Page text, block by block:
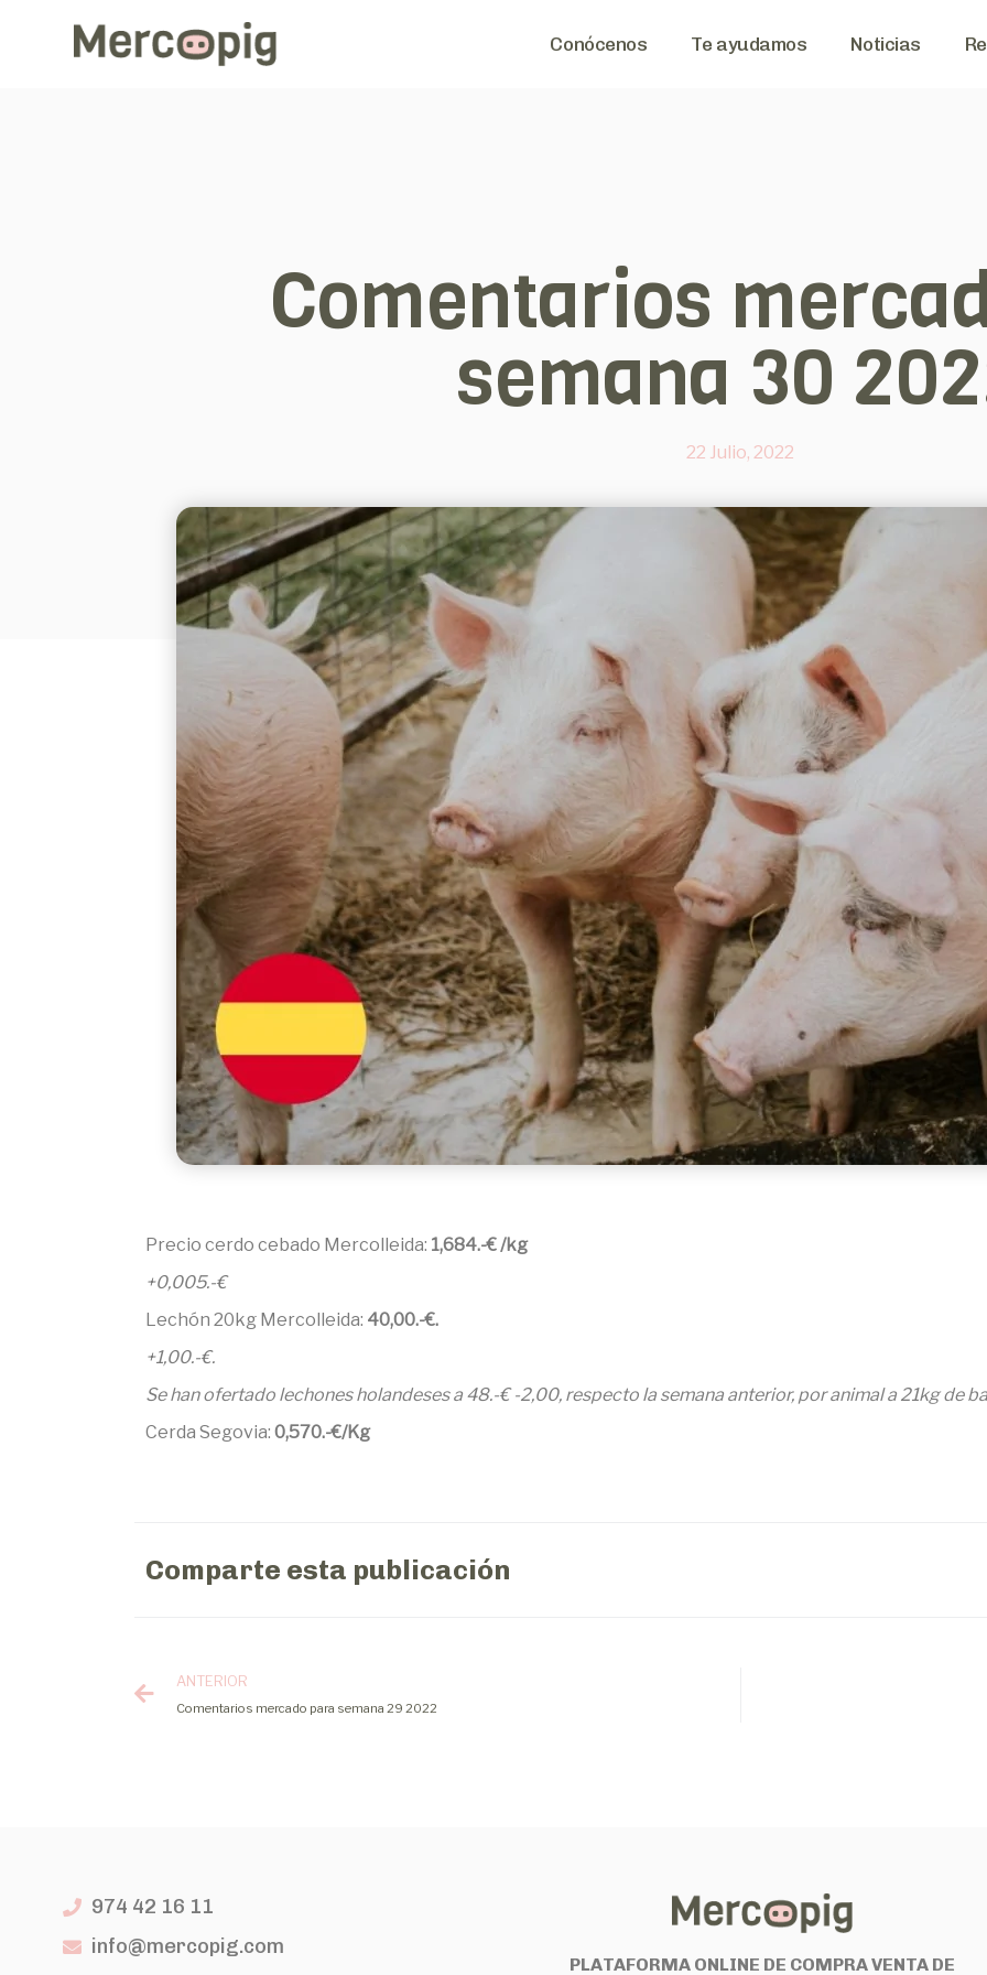
Conócenos Te ayudamos Noticias
Comentarios
semana 30
22 Julio, 2022
Precio cerdo cebado Mercolleida: 1,684.-€ /kg
+0,005.-€
Lechón 20kg Mercolleida: 40,00.-€.
+1,00.-€.
Se han ofertado lechones holandeses a 48.-€ -2,00, respecto la semana anterior, por animal a 21kg de
Cerda Segovia: 0,570.-€/Kg
Comparte esta publicación
ANTERIOR
Comentarios mercado para semana 29 2022
974 42 16 11
info@mercopig.com
PLATAFORMA ONLINE DE COMPRA VENTA DE